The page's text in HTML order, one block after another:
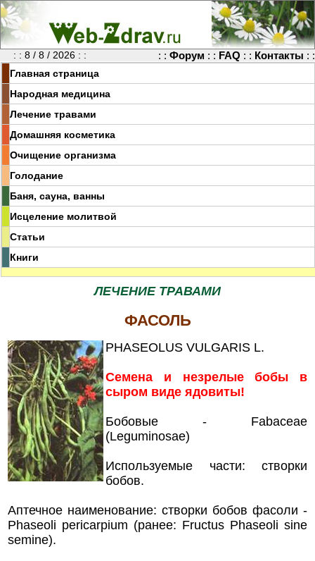
: : 8 / 8 / 2026 : : : : Форум : : FAQ : : Контакты : :
Главная страница
Народная медицина
Лечение травами
Домашняя косметика
Очищение организма
Голодание
Баня, сауна, ванны
Исцеление молитвой
Статьи
Книги
ЛЕЧЕНИЕ ТРАВАМИ
ФАСОЛЬ
PHASEOLUS VULGARIS L.
Семена и незрелые бобы в
сыром виде ядовиты!
Бобовые - Fabaceae
(Leguminosae)
Используемые части: створки
бобов.
Аптечное наименование: створки бобов фасоли -
Phaseoli pericarpium (ранее: Fructus Phaseoli sine
semine).